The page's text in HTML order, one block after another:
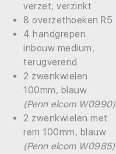
verzet, verzinkt
8 overzethoeken R5
4 handgrepen
inbouw medium,
terugverend
2 zwenkwielen
100mm, blauw
(Penn elcom W0990)
2 zwenkwielen met
rem 100mm, blauw
(Penn elcom W0985)